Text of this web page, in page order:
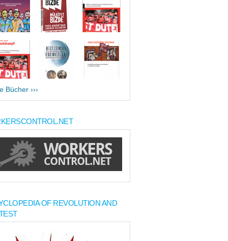
Bücher ›››
OF REVOLUTION AND